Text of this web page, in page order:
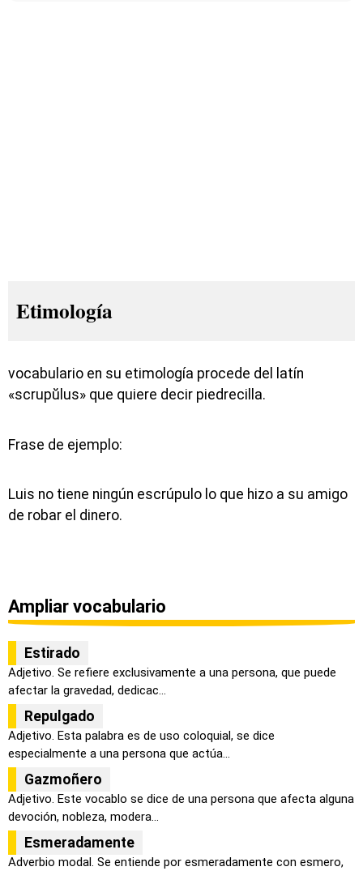
Etimología
vocabulario en su etimología procede del latín
«scrupŭlus» que quiere decir piedrecilla.
Frase de ejemplo:
Luis no tiene ningún escrúpulo lo que hizo a su amigo
de robar el dinero.
Ampliar vocabulario
Estirado
Adjetivo. Se refiere exclusivamente a una persona, que puede
afectar la gravedad, dedicac...
Repulgado
Adjetivo. Esta palabra es de uso coloquial, se dice
especialmente a una persona que actúa...
Gazmoñero
Adjetivo. Este vocablo se dice de una persona que afecta alguna
devoción, nobleza, modera...
Esmeradamente
Adverbio modal. Se entiende por esmeradamente con esmero,